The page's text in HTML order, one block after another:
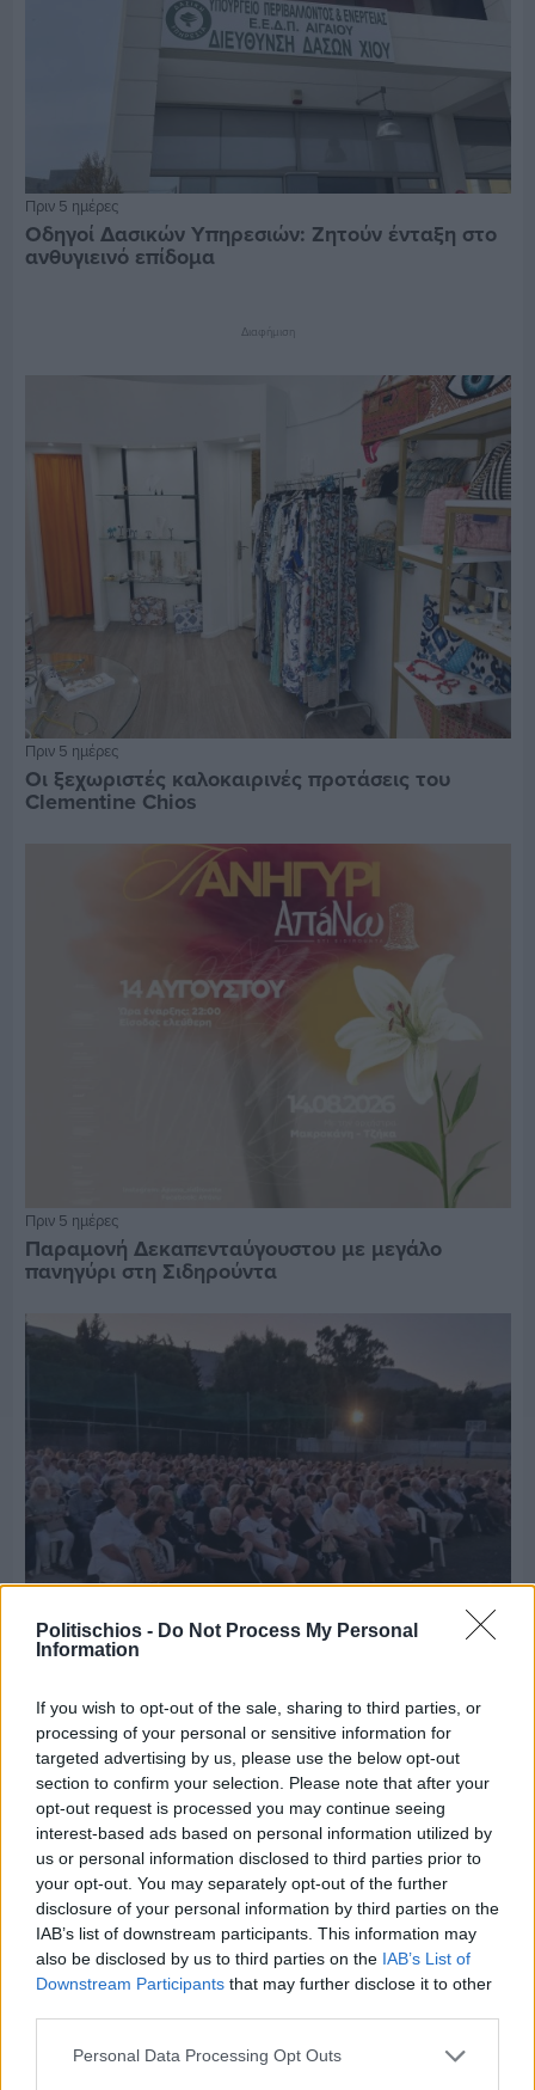
Politischios - Do Not Process My Personal
Information
If you wish to opt-out of the sale, sharing to third parties, or
processing of your personal or sensitive information for
targeted advertising by us, please use the below opt-out
section to confirm your selection. Please note that after your
opt-out request is processed you may continue seeing
interest-based ads based on personal information utilized by
us or personal information disclosed to third parties prior to
your opt-out. You may separately opt-out of the further
disclosure of your personal information by third parties on the
IAB’s list of downstream participants. This information may
also be disclosed by us to third parties on the IAB’s List of
Downstream Participants that may further disclose it to other
Personal Data Processing Opt Outs
Πριν 5 ημέρες
Οδηγοί Δασικών Υπηρεσιών: Ζητούν ένταξη στο
ανθυγιεινό επίδομα
Διαφήμιση
Πριν 5 ημέρες
Οι ξεχωριστές καλοκαιρινές προτάσεις του
Clementine Chios
Πριν 5 ημέρες
Παραμονή Δεκαπενταύγουστου με μεγάλο
πανηγύρι στη Σιδηρούντα
70 χρόνια ιστορίας και συγκίνησης για το
Ανδρεάδειο Γυμνάσιο Βροντάδου